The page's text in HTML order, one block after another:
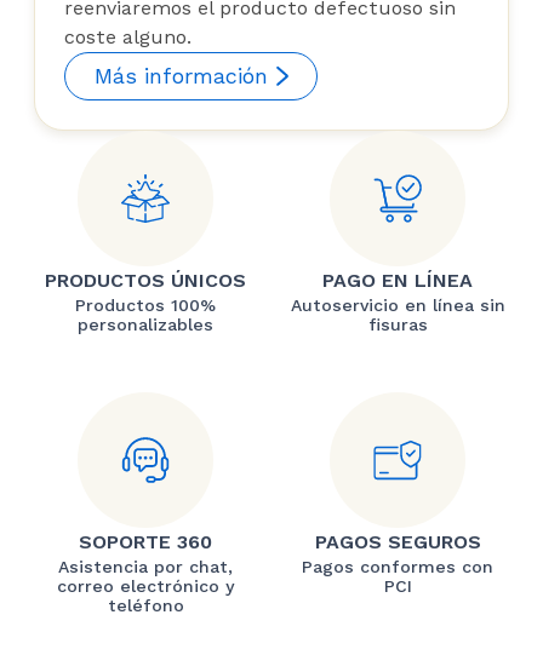
reenviaremos el producto defectuoso sin
coste alguno.
Más información
PRODUCTOS ÚNICOS
Productos 100%
personalizables
PAGO EN LÍNEA
Autoservicio en línea sin
fisuras
SOPORTE 360
Asistencia por chat,
correo electrónico y
teléfono
PAGOS SEGUROS
Pagos conformes con
PCI